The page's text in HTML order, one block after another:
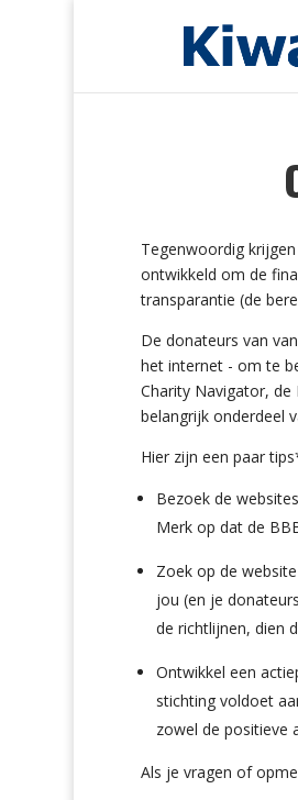
Tegenwoordig
ontwikkeld om de
transparantie (de
De donateurs van
het internet - om te
Charity Navigator, de
belangrijk onderdeel
Hier zijn een paar
Bezoek de
Merk op dat de
Zoek op de
jou (en je
de richtlijnen, dien
Ontwikkel een
stichting voldoet
zowel de positieve
Als je vragen of